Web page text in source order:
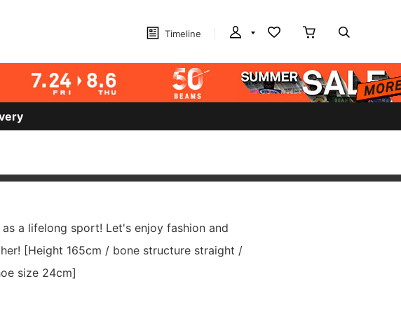
Timeline
a lifelong sport! Let's enjoy fashion and
[Height 165cm / bone structure straight /
size 24cm]